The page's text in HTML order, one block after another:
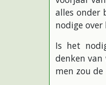
alles onder
nodige
Is het
denken
men zou